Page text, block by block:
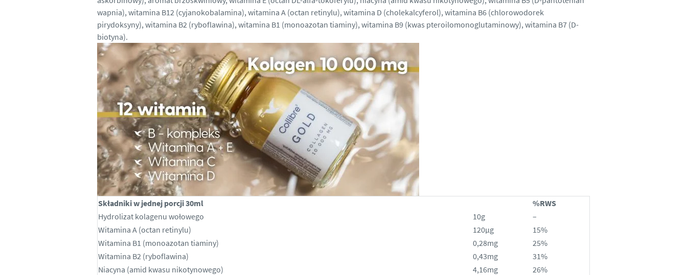
wapnia), witamina B12 (cyjanokobalamina), witamina A (octan retinylu), witamina D (cholekalcyferol), witamina B6 (chlorowodorek
pirydoksyny), witamina B2 (ryboflawina), witamina B1 (monoazotan tiaminy), witamina B9 (kwas pteroilomonoglutaminowy), witamina B7 (D-
biotyna).
Składniki w jednej porcji 30ml
%RWS
Hydrolizat kolagenu wołowego
10g
–
Witamina A (octan retinylu)
120µg
15%
Witamina B1 (monoazotan tiaminy)
0,28mg
25%
Witamina B2 (ryboflawina)
0,43mg
31%
Niacyna (amid kwasu nikotynowego)
4,16mg
26%